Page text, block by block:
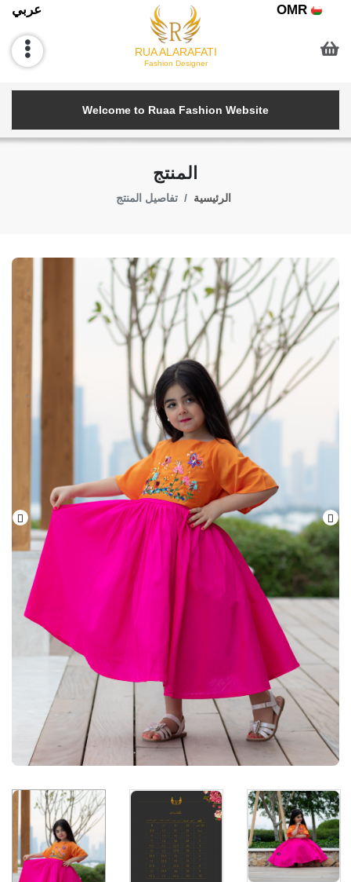
عربي
RUA ALARAFATI
Fashion Designer
Welcome to Ruaa Fashion Website
المنتج
الرئيسية تفاصيل المنتج